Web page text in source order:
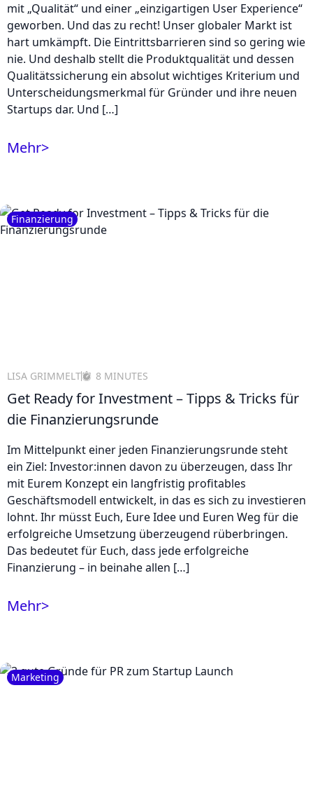
mit „Qualität“ und einer „einzigartigen User Experience“
geworben. Und das zu recht! Unser globaler Markt ist
hart umkämpft. Die Eintrittsbarrieren sind so gering wie
nie. Und deshalb stellt die Produktqualität und dessen
Qualitätssicherung ein absolut wichtiges Kriterium und
Unterscheidungsmerkmal für Gründer und ihre neuen
Startups dar. Und […]
Mehr>
Finanzierung
LISA GRIMMELT 8 MINUTES
Get Ready for Investment – Tipps & Tricks für
die Finanzierungsrunde
Im Mittelpunkt einer jeden Finanzierungsrunde steht
ein Ziel: Investor:innen davon zu überzeugen, dass Ihr
mit Eurem Konzept ein langfristig profitables
Geschäftsmodell entwickelt, in das es sich zu investieren
lohnt. Ihr müsst Euch, Eure Idee und Euren Weg für die
erfolgreiche Umsetzung überzeugend rüberbringen.
Das bedeutet für Euch, dass jede erfolgreiche
Finanzierung – in beinahe allen […]
Mehr>
Marketing